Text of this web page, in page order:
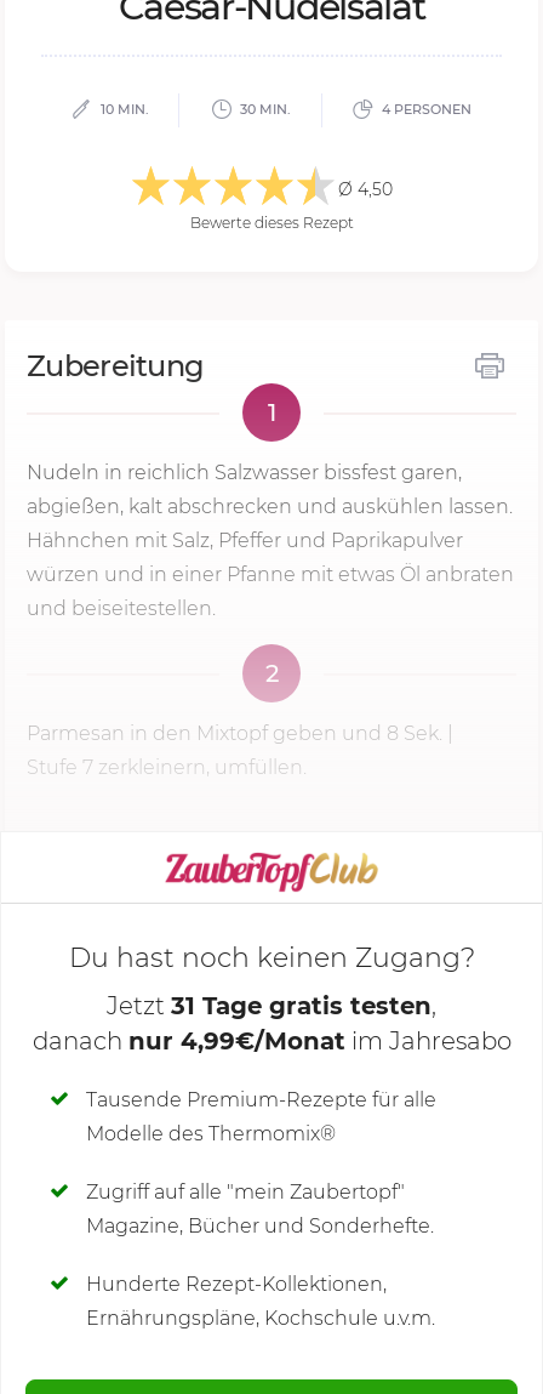
10 MIN. 30 MIN. 4 PERSONEN
Ø 4,50
Bewerte dieses Rezept
Zubereitung
1
Nudeln in reichlich Salzwasser bissfest garen,
abgießen, kalt abschrecken und auskühlen lassen.
Hähnchen mit Salz, Pfeffer und Paprikapulver
würzen und in einer Pfanne mit etwas Öl anbraten
und beiseitestellen.
2
Parmesan in den Mixtopf geben und 8 Sek.
Stufe 7 zerkleinern, umfüllen.
KOCHMODUS STARTEN
Deine Notizen
Du hast noch keinen Zugang?
Jetzt 31 Tage gratis testen,
danach nur 4,99€/Monat im Jahresabo
Tausende Premium-Rezepte für alle
Modelle des Thermomix®
Zugriff auf alle "mein Zaubertopf"
Magazine, Bücher und Sonderhefte.
Hunderte Rezept-Kollektionen,
Ernährungspläne, Kochschule u.v.m.
Kommentare(33)